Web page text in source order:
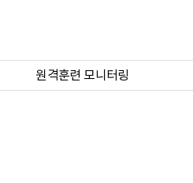
원격훈련 모니터링